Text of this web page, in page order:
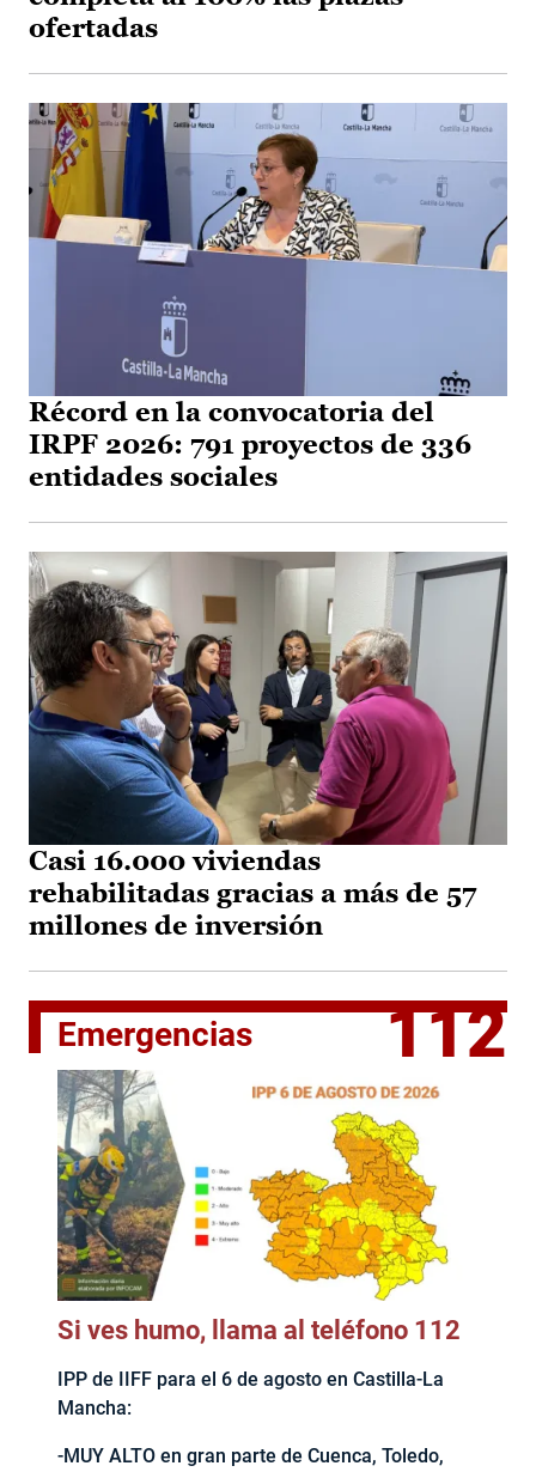
ofertadas
Récord en la convocatoria del
IRPF 2026: 791 proyectos de 336
entidades sociales
Casi 16.000 viviendas
rehabilitadas gracias a más de 57
millones de inversión
Emergencias 112
Si ves humo, llama al teléfono 112
IPP de IIFF para el 6 de agosto en Castilla-La
Mancha:
-MUY ALTO en gran parte de Cuenca, Toledo,